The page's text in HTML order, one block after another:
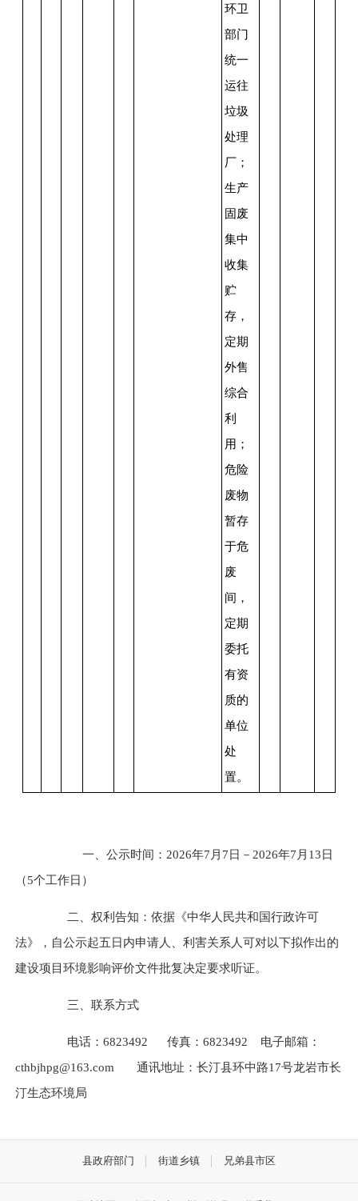
环卫
部门
统一
运往
垃圾
处理
厂；
生产
固废
集中
收集
贮
存，
定期
外售
综合
利
用；
危险
废物
暂存
于危
废
间，
定期
委托
有资
质的
单位
处
置。
一、公示时间 ： 2026年7 月 7日－ 2026年7 月 13日
（5个工作日）
二、权利告知：依据《中华人民共和国行政许可
法》，自公示起五日内申请人、利害关系人可对以下拟作出的
建设项目环境影响评价文件批复决定要求听证。
三、联系方式
电话：6823492 传真：6823492
电子邮箱：
cthbjhpg@163.com
通讯地址： 长汀县环中路17号龙岩市长
汀生态环境局
县政府部门 街道乡镇 兄弟县市区